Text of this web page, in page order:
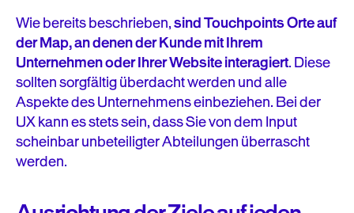
Wie bereits beschrieben,sind Touchpoints Orte auf
der Map, an denen der Kunde mit Ihrem
Unternehmen oder Ihrer Website interagiert. Diese
sollten sorgfältig überdacht werden und alle
Aspekte des Unternehmens einbeziehen. Bei der
UX kann es stets sein, dass Sie von dem Input
scheinbar unbeteiligter Abteilungen überrascht
werden.